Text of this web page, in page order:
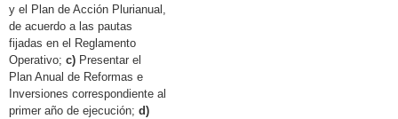
y el Plan de Acción Plurianual,
de acuerdo a las pautas
fijadas en el Reglamento
Operativo; c) Presentar el
Plan Anual de Reformas e
Inversiones correspondiente al
primer año de ejecución; d)